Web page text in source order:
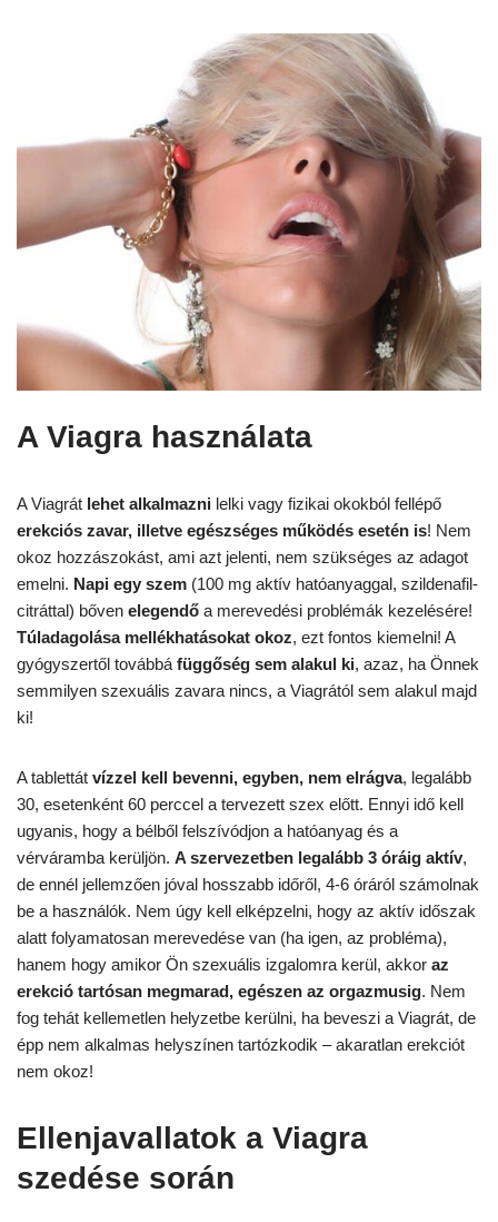
A Viagra használata
A Viagrát lehet alkalmazni lelki vagy fizikai okokból fellépő
erekciós zavar, illetve egészséges működés esetén is! Nem
okoz hozzászokást, ami azt jelenti, nem szükséges az adagot
emelni. Napi egy szem (100 mg aktív hatóanyaggal, szildenafil-
citráttal) bőven elegendő a merevedési problémák kezelésére!
Túladagolása mellékhatásokat okoz, ezt fontos kiemelni! A
gyógyszertől továbbá függőség sem alakul ki, azaz, ha Önnek
semmilyen szexuális zavara nincs, a Viagrától sem alakul majd
ki!
A tablettát vízzel kell bevenni, egyben, nem elrágva, legalább
30, esetenként 60 perccel a tervezett szex előtt. Ennyi idő kell
ugyanis, hogy a bélből felszívódjon a hatóanyag és a
vérváramba kerüljön. A szervezetben legalább 3 óráig aktív,
de ennél jellemzően jóval hosszabb időről, 4-6 óráról számolnak
be a használók. Nem úgy kell elképzelni, hogy az aktív időszak
alatt folyamatosan merevedése van (ha igen, az probléma),
hanem hogy amikor Ön szexuális izgalomra kerül, akkor az
erekció tartósan megmarad, egészen az orgazmusig. Nem
fog tehát kellemetlen helyzetbe kerülni, ha beveszi a Viagrát, de
épp nem alkalmas helyszínen tartózkodik – akaratlan erekciót
nem okoz!
Ellenjavallatok a Viagra
szedése során